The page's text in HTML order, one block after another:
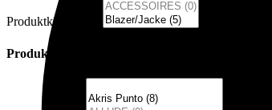
Produktkategorien
Produkt Marke